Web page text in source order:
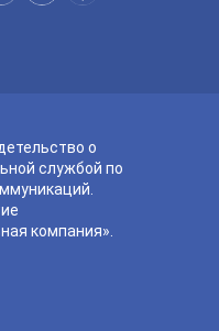
о
службой по
компания».